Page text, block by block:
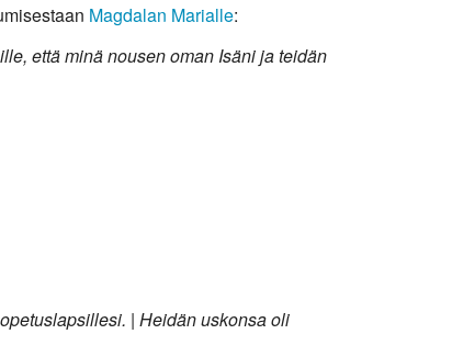
Magdalan Marialle:
että minä nousen oman Isäni ja teidän
| Heidän uskonsa oli